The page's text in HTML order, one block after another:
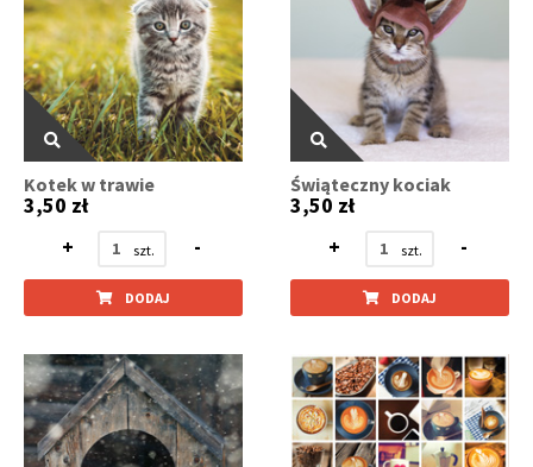
Kotek w trawie
3,50 zł
+
-
DODAJ
Świąteczny kociak
3,50 zł
+
-
DODAJ